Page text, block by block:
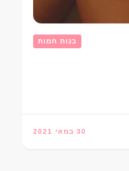
בנות חמות
30 במאי 2021